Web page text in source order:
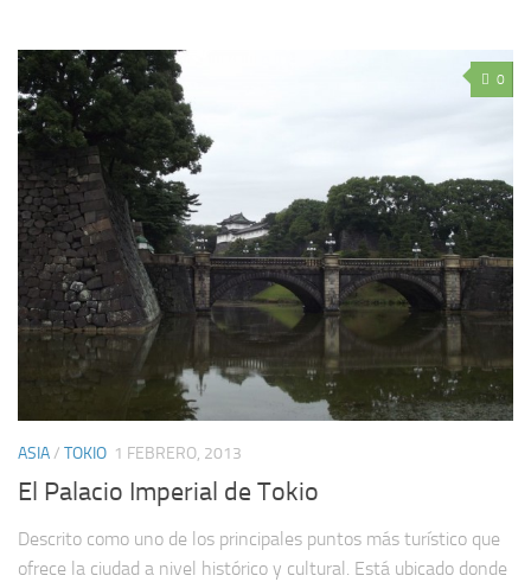
0
ASIA/ TOKIO 1 FEBRERO, 2013
El Palacio Imperial de Tokio
Descrito como uno de los principales puntos más turístico que
ofrece la ciudad a nivel histórico y cultural. Está ubicado donde